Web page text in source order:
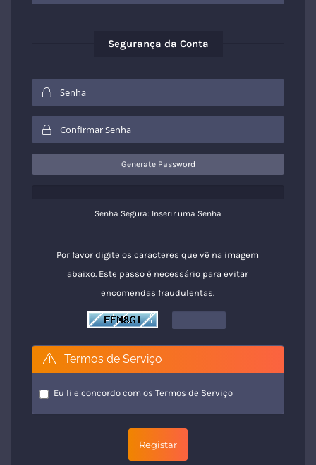
Segurança da Conta
Generate Password
Senha Segura: Inserir uma Senha
Por favor digite os caracteres que vê na imagem
abaixo. Este passo é necessário para evitar
encomendas fraudulentas.
Termos de Serviço
Eu li e concordo com os Termos de Serviço